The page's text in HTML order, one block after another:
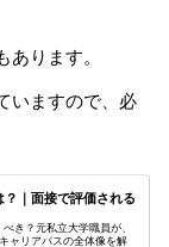
ります。
いますので、必
｜面接で評価される
き？元私立大学職員が、
ャリアパスの全体像を解